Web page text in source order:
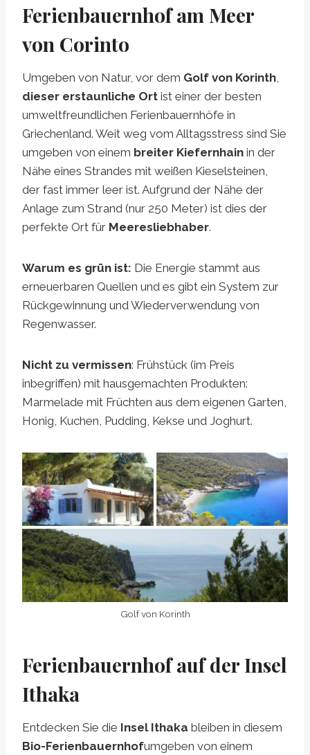
Ferienbauernhof am Meer
von Corinto
Umgeben von Natur, vor dem Golf von Korinth,
dieser erstaunliche Ort ist einer der besten
umweltfreundlichen Ferienbauernhöfe in
Griechenland. Weit weg vom Alltagsstress sind Sie
umgeben von einem breiter Kiefernhain in der
Nähe eines Strandes mit weißen Kieselsteinen,
der fast immer leer ist. Aufgrund der Nähe der
Anlage zum Strand (nur 250 Meter) ist dies der
perfekte Ort für Meeresliebhaber.
Warum es grün ist: Die Energie stammt aus
erneuerbaren Quellen und es gibt ein System zur
Rückgewinnung und Wiederverwendung von
Regenwasser.
Nicht zu vermissen: Frühstück (im Preis
inbegriffen) mit hausgemachten Produkten:
Marmelade mit Früchten aus dem eigenen Garten,
Honig, Kuchen, Pudding, Kekse und Joghurt.
Golf von Korinth
Ferienbauernhof auf der Insel
Ithaka
Entdecken Sie die Insel Ithaka bleiben in diesem
Bio-Ferienbauernhofumgeben von einem